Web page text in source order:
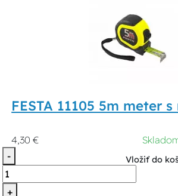
FESTA 11105 5m meter
4,30 €
-
+
Vložiť do